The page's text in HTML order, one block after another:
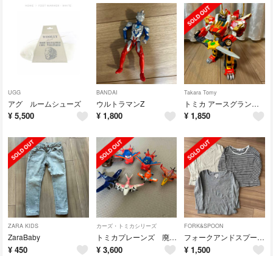
UGG
アグ ルームシューズ
¥ 5,500
BANDAI
ウルトラマンZ
¥ 1,800
Takara Tomy
トミカ アースグランナー EG01 アースグランナーレオチーター
¥ 1,850
ZARA KIDS
ZaraBaby
¥ 450
カーズ・トミカシリーズ
トミカプレーンズ 廃盤品あり
¥ 3,600
FORK&SPOON
フォークアンドスプーン セット売り
¥ 1,500